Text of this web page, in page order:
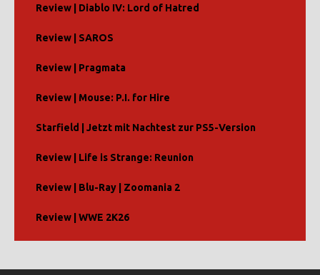
Review | Diablo IV: Lord of Hatred
Review | SAROS
Review | Pragmata
Review | Mouse: P.I. for Hire
Starfield | Jetzt mit Nachtest zur PS5-Version
Review | Life is Strange: Reunion
Review | Blu-Ray | Zoomania 2
Review | WWE 2K26